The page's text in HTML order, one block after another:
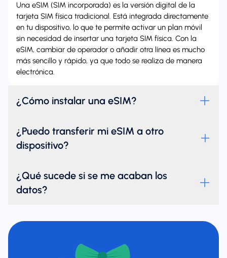
Una eSIM (SIM incorporada) es la versión digital de la
tarjeta SIM física tradicional. Está integrada directamente
en tu dispositivo, lo que te permite activar un plan móvil
sin necesidad de insertar una tarjeta SIM física. Con la
eSIM, cambiar de operador o añadir otra línea es mucho
más sencillo y rápido, ya que todo se realiza de manera
electrónica.
¿Cómo instalar una eSIM?
¿Puedo transferir mi eSIM a otro
dispositivo?
¿Qué sucede si se me acaban los
datos?